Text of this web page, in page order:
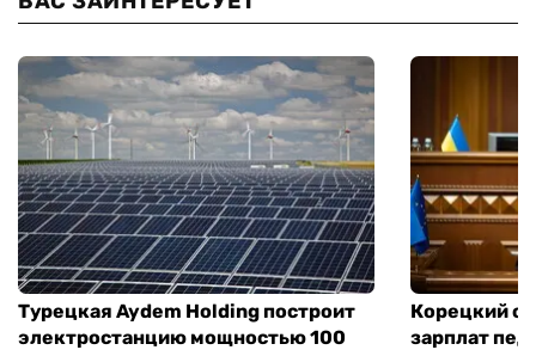
Турецкая Aydem Holding построит
электростанцию мощностью 100
Корецкий
зарплат